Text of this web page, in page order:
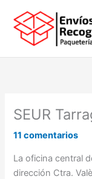
contenido
SEUR
11 comentarios
La oficina central
dirección Ctra.